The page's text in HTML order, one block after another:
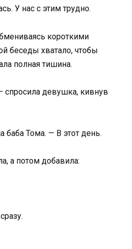
У нас с этим трудно.
короткими
беседы хватало, чтобы
полная тишина.
спросила девушка, кивнув
баба Тома. — В этот день.
а потом добавила: